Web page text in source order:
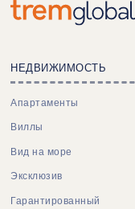
НЕДВИЖИМОСТЬ
Апартаменты
Виллы
Вид на море
Эксклюзив
Гарантированный